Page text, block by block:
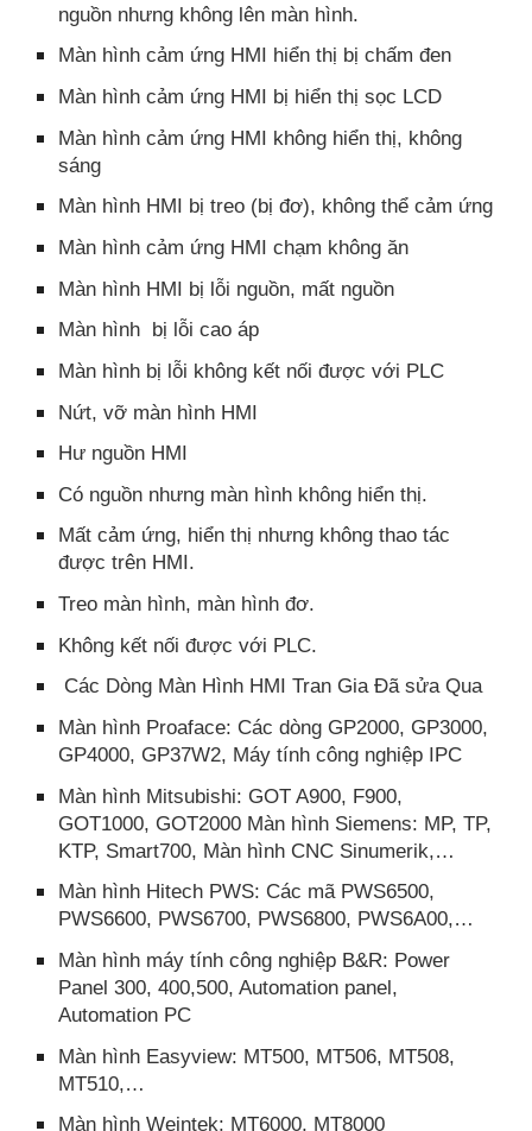
nguồn nhưng không lên màn hình.
Màn hình cảm ứng HMI hiển thị bị chấm đen
Màn hình cảm ứng HMI bị hiển thị sọc LCD
Màn hình cảm ứng HMI không hiển thị, không
sáng
Màn hình HMI bị treo (bị đơ), không thể cảm ứng
Màn hình cảm ứng HMI chạm không ăn
Màn hình HMI bị lỗi nguồn, mất nguồn
Màn hình bị lỗi cao áp
Màn hình bị lỗi không kết nối được với PLC
Nứt, vỡ màn hình HMI
Hư nguồn HMI
Có nguồn nhưng màn hình không hiển thị.
Mất cảm ứng, hiển thị nhưng không thao tác
được trên HMI.
Treo màn hình, màn hình đơ.
Không kết nối được với PLC.
Các Dòng Màn Hình HMI Tran Gia Đã sửa Qua
Màn hình Proaface: Các dòng GP2000, GP3000,
GP4000, GP37W2, Máy tính công nghiệp IPC
Màn hình Mitsubishi: GOT A900, F900,
GOT1000, GOT2000 Màn hình Siemens: MP, TP,
KTP, Smart700, Màn hình CNC Sinumerik,…
Màn hình Hitech PWS: Các mã PWS6500,
PWS6600, PWS6700, PWS6800, PWS6A00,…
Màn hình máy tính công nghiệp B&R: Power
Panel 300, 400,500, Automation panel,
Automation PC
Màn hình Easyview: MT500, MT506, MT508,
MT510,…
Màn hình Weintek: MT6000, MT8000